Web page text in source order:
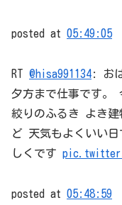
posted at 05:49:05
RT @hisa991134: お
夕方まで仕事です。
絞りのふるき よき建
ど 天気もよくいい
しくです
posted at 05:48:59